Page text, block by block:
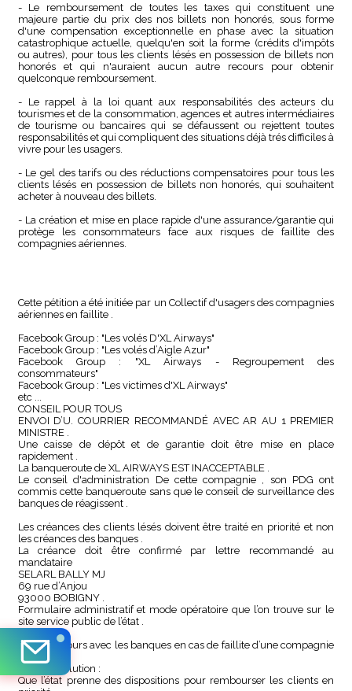
- Le remboursement de toutes les taxes qui constituent une
majeure partie du prix des nos billets non honorés, sous forme
d'une compensation exceptionnelle en phase avec la situation
catastrophique actuelle, quelqu'en soit la forme (crédits d'impôts
ou autres), pour tous les clients lésés en possession de billets non
honorés et qui n'auraient aucun autre recours pour obtenir
quelconque remboursement.
- Le rappel à la loi quant aux responsabilités des acteurs du
tourismes et de la consommation, agences et autres intermédiaires
de tourisme ou bancaires qui se défaussent ou rejettent toutes
responsabilités et qui compliquent des situations déjà trés difficiles à
vivre pour les usagers.
- Le gel des tarifs ou des réductions compensatoires pour tous les
clients lésés en possession de billets non honorés, qui souhaitent
acheter à nouveau des billets.
- La création et mise en place rapide d'une assurance/garantie qui
protège les consommateurs face aux risques de faillite des
compagnies aériennes.
Cette pétition a été initiée par un Collectif d'usagers des compagnies
aériennes en faillite .
Facebook Group : "Les volés D'XL Airways"
Facebook Group : "Les volés d’Aigle Azur"
Facebook Group : "XL Airways - Regroupement des
consommateurs"
Facebook Group : "Les victimes d'XL Airways"
etc ...
CONSEIL POUR TOUS
ENVOI D’U. COURRIER RECOMMANDÉ AVEC AR AU 1 PREMIER
MINISTRE .
Une caisse de dépôt et de garantie doit être mise en place
rapidement .
La banqueroute de XL AIRWAYS EST INACCEPTABLE .
Le conseil d'administration De cette compagnie , son PDG ont
commis cette banqueroute sans que le conseil de surveillance des
banques de réagissent .
Les créances des clients lésés doivent être traité en priorité et non
les créances des banques .
La créance doit être confirmé par lettre recommandé au
mandataire
SELARL BALLY MJ
69 rue d’Anjou
93000 BOBIGNY .
Formulaire administratif et mode opératoire que l’on trouve sur le
site service public de l’état .
Aucun recours avec les banques en cas de faillite d’une compagnie
aérienne .
La seule solution :
Que l’état prenne des dispositions pour rembourser les clients en